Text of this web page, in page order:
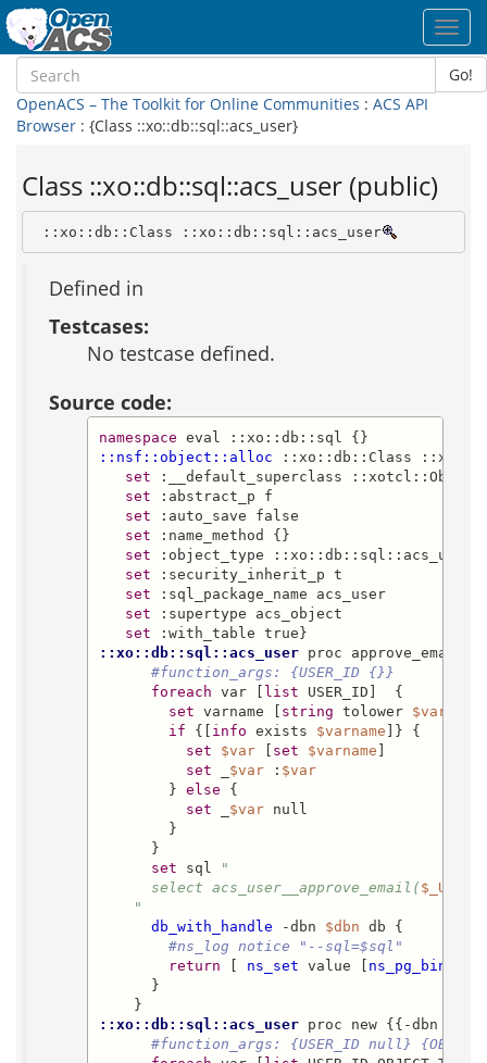
Go!
OpenACS – The Toolkit for Online Communities : ACS API
Browser : {Class ::xo::db::sql::acs_user}
Class ::xo::db::sql::acs_user (public)
::xo::db::Class ::xo::db::sql::acs_user
Defined in
Testcases:
No testcase defined.
Source code:
namespace
::nsf::object::alloc ::xo::db::Class
set :__default_superclass ::xotcl::Object
set :abstract_p f
set :auto_save false
set :name_method {}
set :object_type ::xo::db::sql::acs_user
set :security_inherit_p t
set :sql_package_name acs_user
set :supertype acs_object
set
::xo::db::sql::acs_user proc approve_email
#function_args: {USER_ID {}}
foreach var [ list USER_ID]  {
set varname [ string tolower $var
if {[ info exists $varname ]} {
set
$var [ set $varname ]
set
$var : $var
} else {
set
$var null
}
}
set sql
"
select acs_user__approve_email(
"
db_with_handle -dbn $dbn db {
#ns_log notice "--sql=$sql"
return [ ns_set value [ ns_pg_bind
}
::xo::db::sql::acs_user proc new {{-dbn {}}
#function_args: {USER_ID null}